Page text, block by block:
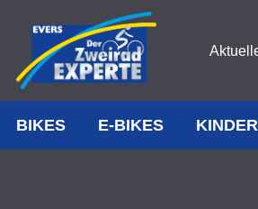
BIKES E-BIKES